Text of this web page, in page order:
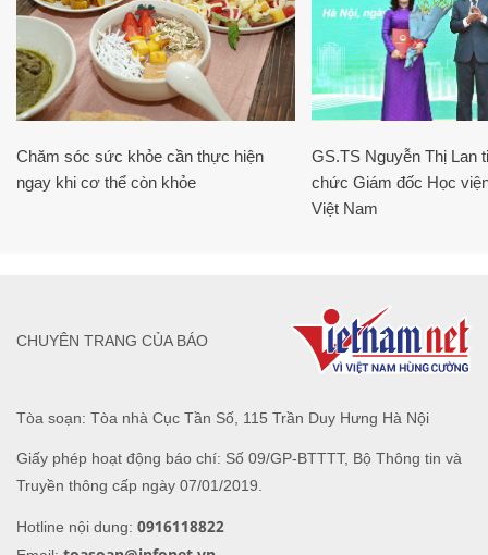
Chăm sóc sức khỏe cần thực hiện
ngay khi cơ thể còn khỏe
GS.TS Nguyễn Thị Lan
chức Giám đốc Học
Việt Nam
Tòa soạn: Tòa nhà Cục Tần Số, 115 Trần Duy Hưng Hà Nội
Giấy phép hoạt động báo chí: Số 09/GP-BTTTT, Bộ Thông tin và
Truyền thông cấp ngày 07/01/2019.
Hotline nội dung: 0916118822
CHUYÊN TRANG CỦA BÁO